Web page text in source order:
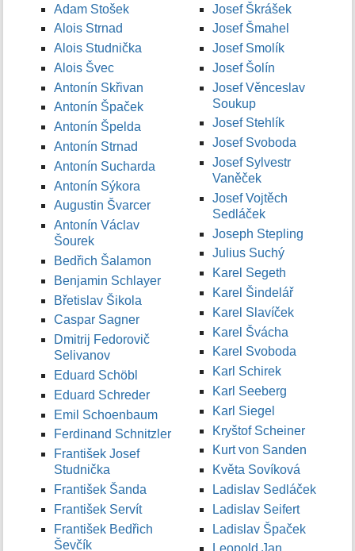
Adam Stošek
Alois Strnad
Alois Studnička
Alois Švec
Antonín Skřivan
Antonín Špaček
Antonín Špelda
Antonín Strnad
Antonín Sucharda
Antonín Sýkora
Augustin Švarcer
Antonín Václav
Šourek
Bedřich Šalamon
Benjamin Schlayer
Břetislav Šikola
Caspar Sagner
Dmitrij Fedorovič
Selivanov
Eduard Schöbl
Eduard Schreder
Emil Schoenbaum
Ferdinand Schnitzler
František Josef
Studnička
František Šanda
František Servít
František Bedřich
Ševčík
Josef Škrášek
Josef Šmahel
Josef Smolík
Josef Šolín
Josef Věnceslav
Soukup
Josef Stehlík
Josef Svoboda
Josef Sylvestr
Vaněček
Josef Vojtěch
Sedláček
Joseph Stepling
Julius Suchý
Karel Segeth
Karel Šindelář
Karel Slavíček
Karel Švácha
Karel Svoboda
Karl Schirek
Karl Seeberg
Karl Siegel
Kryštof Scheiner
Kurt von Sanden
Květa Sovíková
Ladislav Sedláček
Ladislav Seifert
Ladislav Špaček